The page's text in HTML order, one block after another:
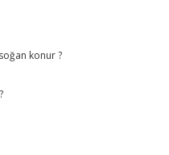
konur ?